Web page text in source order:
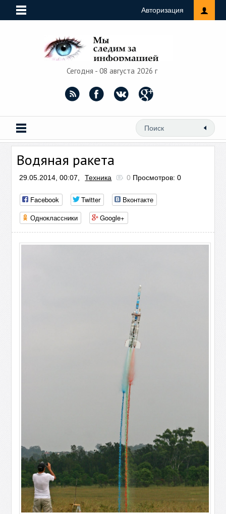
Авторизация
Сегодня - 08 августа 2026 г
Водяная ракета
29.05.2014, 00:07, Техника 0 Просмотров: 0
Facebook Twitter
Вконтакте
Одноклассники
Google+